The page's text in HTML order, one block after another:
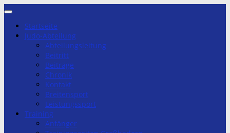
Zum
springenStartseite
Judo-Abteilung
Abteilungsleitung
Beitritt
Beiträge
Chronik
Kontakt
Breitensport
Leistungssport
Training
Anfänger